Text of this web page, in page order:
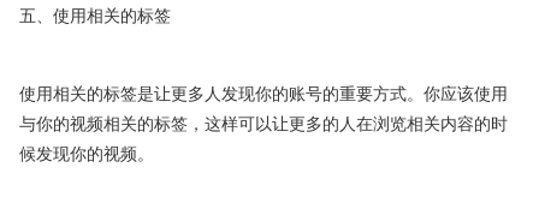
五、使用相关的标签
使用相关的标签是让更多人发现你的账号的重要方式。你应该使用
与你的视频相关的标签，这样可以让更多的人在浏览相关内容的时
候发现你的视频。